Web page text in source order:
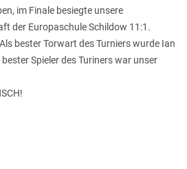
im Finale besiegte unsere
der Europaschule Schildow 11:1.
bester Torwart des Turniers wurde Ian
Spieler des Turiners war unser